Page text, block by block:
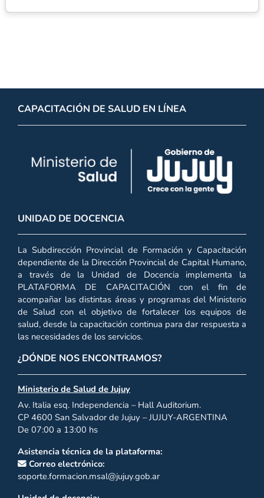
CAPACITACIÓN DE SALUD EN LÍNEA
UNIDAD DE DOCENCIA
La Subdirección Provincial de Formación y Capacitación
dependiente de la Dirección Provincial de Capital Humano,
a través de la Unidad de Docencia implementa la
PLATAFORMA DE CAPACITACIÓN con el fin de
acompañar las distintas áreas y programas del Ministerio
de Salud con el objetivo de fortalecer los equipos de
salud, desde la capacitación continua para dar respuesta a
las necesidades de los servicios.
¿DÓNDE NOS ENCONTRAMOS?
Ministerio de Salud de Jujuy
Av. Italia esq. Independencia – Hall Auditorium.
CP 4600 San Salvador de Jujuy – JUJUY-ARGENTINA
De 07:00 a 13:00 hs
Asistencia técnica de la plataforma:
Correo electrónico:
soporte.formacion.msal@jujuy.gob.ar